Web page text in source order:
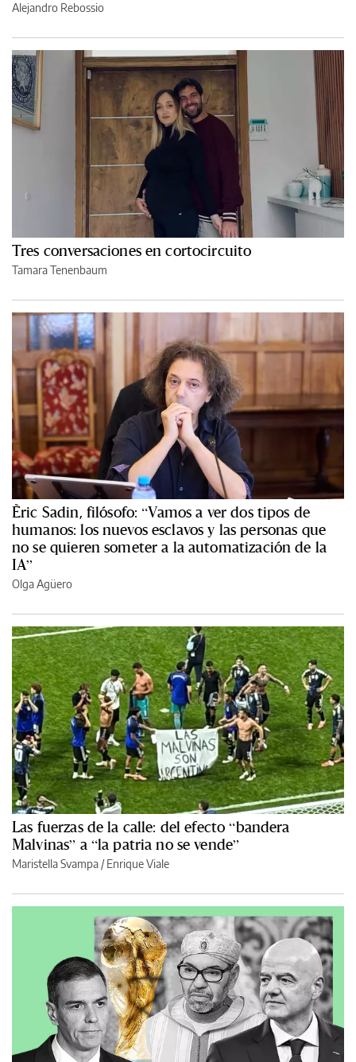
Alejandro Rebossio
Tres conversaciones en cortocircuito
Tamara Tenenbaum
Èric Sadin, filósofo: “Vamos a ver dos tipos de
humanos: los nuevos esclavos y las personas que
no se quieren someter a la automatización de la
IA”
Olga Agüero
Las fuerzas de la calle: del efecto “bandera
Malvinas” a “la patria no se vende”
Maristella Svampa /Enrique Viale